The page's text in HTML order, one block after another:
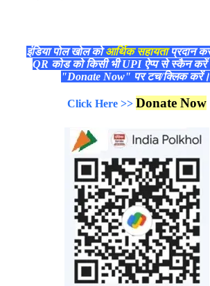
इंडिया पोल खोल कोआर्थिक सहायताप्रदान
QR कोड को किसी भी UPI ऐप्प से स्कैन
"Donate Now" पर टच/क्लिक करें।
Click Here >> Donate Now